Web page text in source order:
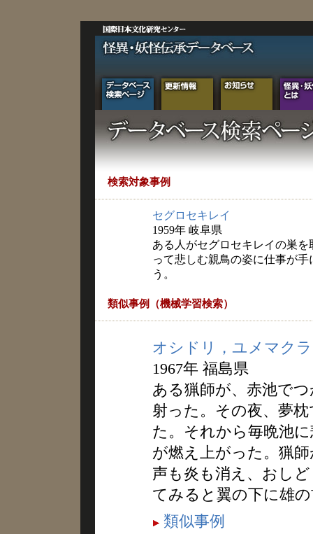
検索対象事例
セグロセキレイ
1959年 岐阜県
ある人がセグロセキレイの巣
って悲しむ親鳥の姿に仕事が
う。
類似事例（機械学習検索）
オシドリ，ユメマクラ
1967年 福島県
ある猟師が、赤池で
射った。その夜、夢
た。それから毎晩池
が燃え上がった。猟
声も炎も消え、おし
てみると翼の下に雄
類似事例